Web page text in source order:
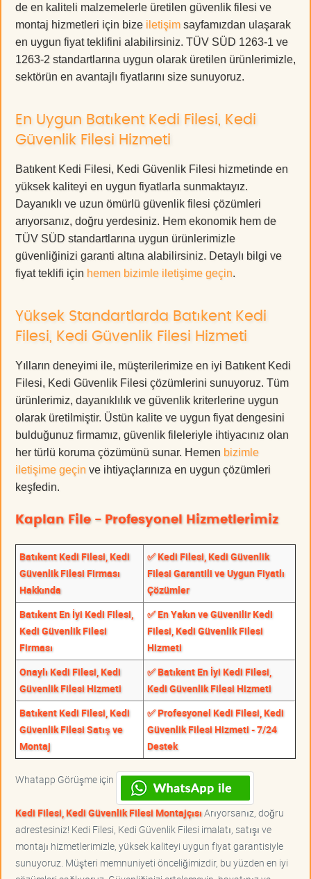
de en kaliteli malzemelerle üretilen güvenlik filesi ve
montaj hizmetleri için bize iletişim sayfamızdan ulaşarak
en uygun fiyat teklifini alabilirsiniz. TÜV SÜD 1263-1 ve
1263-2 standartlarına uygun olarak üretilen ürünlerimizle,
sektörün en avantajlı fiyatlarını size sunuyoruz.
En Uygun Batıkent Kedi Filesi, Kedi
Güvenlik Filesi Hizmeti
Batıkent Kedi Filesi, Kedi Güvenlik Filesi hizmetinde en
yüksek kaliteyi en uygun fiyatlarla sunmaktayız.
Dayanıklı ve uzun ömürlü güvenlik filesi çözümleri
arıyorsanız, doğru yerdesiniz. Hem ekonomik hem de
TÜV SÜD standartlarına uygun ürünlerimizle
güvenliğinizi garanti altına alabilirsiniz. Detaylı bilgi ve
fiyat teklifi için hemen bizimle iletişime geçin.
Yüksek Standartlarda Batıkent Kedi
Filesi, Kedi Güvenlik Filesi Hizmeti
Yılların deneyimi ile, müşterilerimize en iyi Batıkent Kedi
Filesi, Kedi Güvenlik Filesi çözümlerini sunuyoruz. Tüm
ürünlerimiz, dayanıklılık ve güvenlik kriterlerine uygun
olarak üretilmiştir. Üstün kalite ve uygun fiyat dengesini
bulduğunuz firmamız, güvenlik fileleriyle ihtiyacınız olan
her türlü koruma çözümünü sunar. Hemen bizimle
iletişime geçin ve ihtiyaçlarınıza en uygun çözümleri
keşfedin.
Kaplan File - Profesyonel Hizmetlerimiz
Batıkent Kedi Filesi, Kedi
Güvenlik Filesi Firması
Hakkında
✅ Kedi Filesi, Kedi Güvenlik
Filesi Garantili ve Uygun Fiyatlı
Çözümler
Batıkent En İyi Kedi Filesi,
Kedi Güvenlik Filesi
Firması
✅ En Yakın ve Güvenilir Kedi
Filesi, Kedi Güvenlik Filesi
Hizmeti
Onaylı Kedi Filesi, Kedi
Güvenlik Filesi Hizmeti
✅ Batıkent En İyi Kedi Filesi,
Kedi Güvenlik Filesi Hizmeti
Batıkent Kedi Filesi, Kedi
Güvenlik Filesi Satış ve
Montaj
✅ Profesyonel Kedi Filesi, Kedi
Güvenlik Filesi Hizmeti - 7/24
Destek
Whatapp Görüşme için
Kedi Filesi, Kedi Güvenlik Filesi MontajçısıArıyorsanız, doğru
adrestesiniz! Kedi Filesi, Kedi Güvenlik Filesi imalatı, satışı ve
montajı hizmetlerimizle, yüksek kaliteyi uygun fiyat garantisiyle
sunuyoruz. Müşteri memnuniyeti önceliğimizdir, bu yüzden en iyi